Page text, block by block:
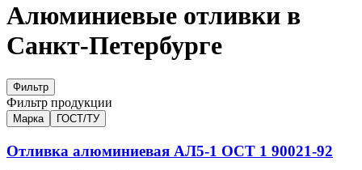
Алюминиевые отливки в
Санкт-Петербурге
Фильтр
Фильтр продукции
Марка ГОСТ/ТУ
Отливка алюминиевая АЛ5-1 ОСТ 1 90021-92